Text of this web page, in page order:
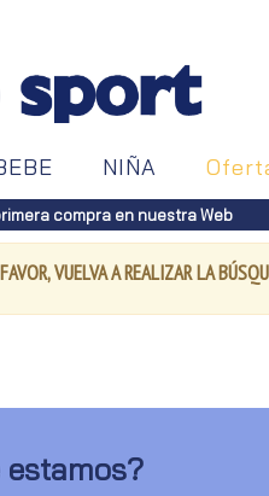
NIÑA
compra en nuestra Web
VUELVA A REALIZAR LA
estamos?